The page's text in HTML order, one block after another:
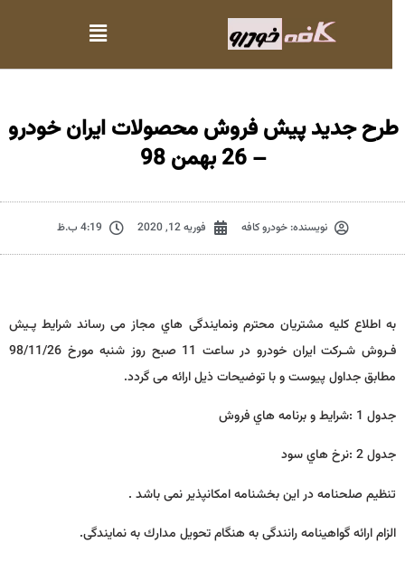
طرح جدید پیش فروش محصولات ایران خودرو
– 26 بهمن 98
نویسنده:خودرو کافه فوریه 12, 2020 4:19 ب.ظ
به اطلاع کلیه مشتریان محترم ونمایندگی هاي مجاز می رساند شرایط پـیش
فـروش شـرکت ایران خودرو در ساعت 11 صبح روز شنبه مورخ 98/11/26
مطابق جداول پیوست و با توضیحات ذیل ارائه می گردد.
جدول 1 :شرایط و برنامه هاي فروش
جدول 2 :نرخ هاي سود
تنظیم صلحنامه در این بخشنامه امکانپذیر نمی باشد .
الزام ارائه گواهینامه رانندگی به هنگام تحویل مدارك به نمایندگی.